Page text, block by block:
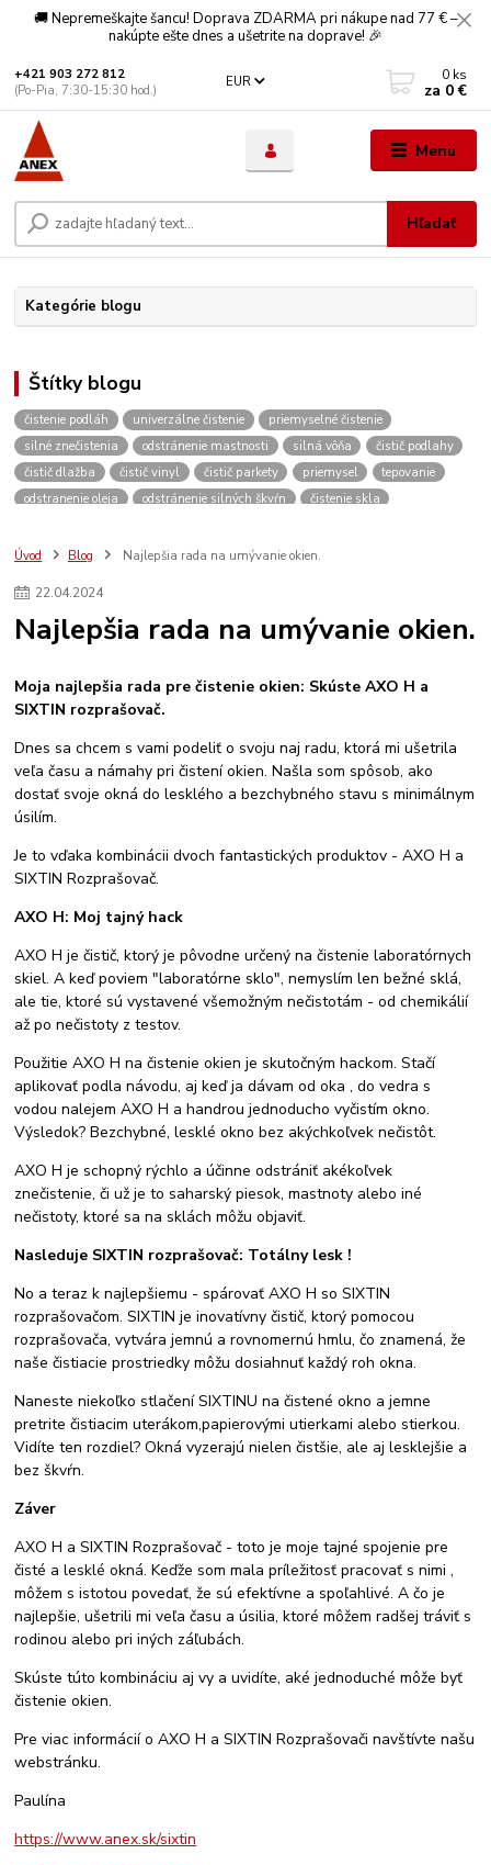
🚚 Nepremeškajte šancu! Doprava ZDARMA pri nákupe nad 77 € –
nakúpte ešte dnes a ušetrite na doprave! 🎉
Menu
EUR
Hľadať
+421 903 272 812
(Po-Pia, 7:30-15:30 hod.)
0 ks
za 0 €
Kategórie blogu
Štítky blogu
čistenie podláh univerzálne čistenie
priemyselné čistenie
silné znečistenia
odstránenie mastnosti silná vôňa
čistič podlahy
čistič dlažba
čistič vinyl čistič parkety priemysel
tepovanie
odstranenie oleja
odstránenie silných škvŕn
čistenie skla
odstrannie mušiek zo skla
čistenie lesklých povrchov
silné čistiace prostriedky
prací gél na farebné prádlo prací gél bez parabénov bezfosfátový prací gél
šetrný prací prostriedok pre deti prací gél na citlivú pokožku ekologické pranie
Úvod Blog Najlepšia rada na umývanie okien.
22.04.2024
Najlepšia rada na umývanie okien.
Moja najlepšia rada pre čistenie okien: Skúste AXO H a
SIXTIN rozprašovač.
Dnes sa chcem s vami podeliť o svoju naj radu, ktorá mi ušetrila
veľa času a námahy pri čistení okien. Našla som spôsob, ako
dostať svoje okná do lesklého a bezchybného stavu s minimálnym
úsilím.
Je to vďaka kombinácii dvoch fantastických produktov - AXO H a
SIXTIN Rozprašovač.
AXO H: Moj tajný hack
AXO H je čistič, ktorý je pôvodne určený na čistenie laboratórnych
skiel. A keď poviem "laboratórne sklo", nemyslím len bežné sklá,
ale tie, ktoré sú vystavené všemožným nečistotám - od chemikálií
až po nečistoty z testov.
Použitie AXO H na čistenie okien je skutočným hackom. Stačí
aplikovať podla návodu, aj keď ja dávam od oka , do vedra s
vodou nalejem AXO H a handrou jednoducho vyčistím okno.
Výsledok? Bezchybné, lesklé okno bez akýchkoľvek nečistôt.
AXO H je schopný rýchlo a účinne odstrániť akékoľvek
znečistenie, či už je to saharský piesok, mastnoty alebo iné
nečistoty, ktoré sa na sklách môžu objaviť.
Nasleduje SIXTIN rozprašovač: Totálny lesk !
No a teraz k najlepšiemu - spárovať AXO H so SIXTIN
rozprašovačom. SIXTIN je inovatívny čistič, ktorý pomocou
rozprašovača, vytvára jemnú a rovnomernú hmlu, čo znamená, že
naše čistiacie prostriedky môžu dosiahnuť každý roh okna.
Naneste niekoľko stlačení SIXTINU na čistené okno a jemne
pretrite čistiacim uterákom,papierovými utierkami alebo stierkou.
Vidíte ten rozdiel? Okná vyzerajú nielen čistšie, ale aj lesklejšie a
bez škvŕn.
Záver
AXO H a SIXTIN Rozprašovač - toto je moje tajné spojenie pre
čisté a lesklé okná. Keďže som mala príležitosť pracovať s nimi ,
môžem s istotou povedať, že sú efektívne a spoľahlivé. A čo je
najlepšie, ušetrili mi veľa času a úsilia, ktoré môžem radšej tráviť s
rodinou alebo pri iných záľubách.
Skúste túto kombináciu aj vy a uvidíte, aké jednoduché môže byť
čistenie okien.
Pre viac informácií o AXO H a SIXTIN Rozprašovači navštívte našu
webstránku.
Paulína
https://www.anex.sk/sixtin